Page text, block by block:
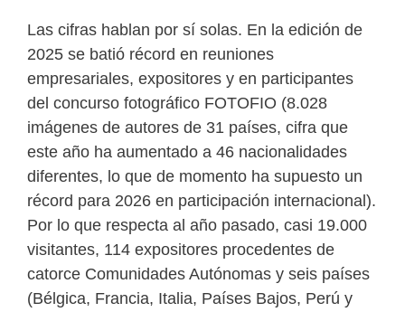
Las cifras hablan por sí solas. En la edición de
2025 se batió récord en reuniones
empresariales, expositores y en participantes
del concurso fotográfico FOTOFIO (8.028
imágenes de autores de 31 países, cifra que
este año ha aumentado a 46 nacionalidades
diferentes, lo que de momento ha supuesto un
récord para 2026 en participación internacional).
Por lo que respecta al año pasado, casi 19.000
visitantes, 114 expositores procedentes de
catorce Comunidades Autónomas y seis países
(Bélgica, Francia, Italia, Países Bajos, Perú y